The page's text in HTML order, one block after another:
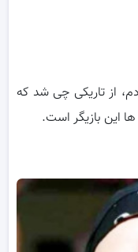
از تاریکی چی شد که
این بازیگر است.